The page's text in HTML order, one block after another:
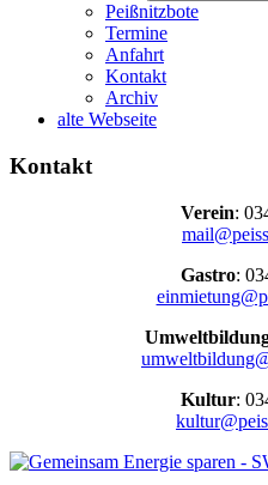
Peißnitzbote
Termine
Anfahrt
Kontakt
Archiv
alte Webseite
Kontakt
Verein:
Gastro:
Kultur: